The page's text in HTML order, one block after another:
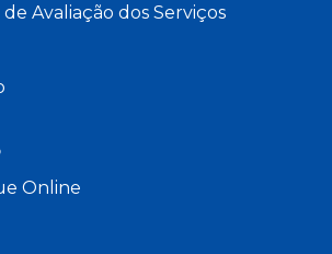
Avaliação dos Serviços
Online